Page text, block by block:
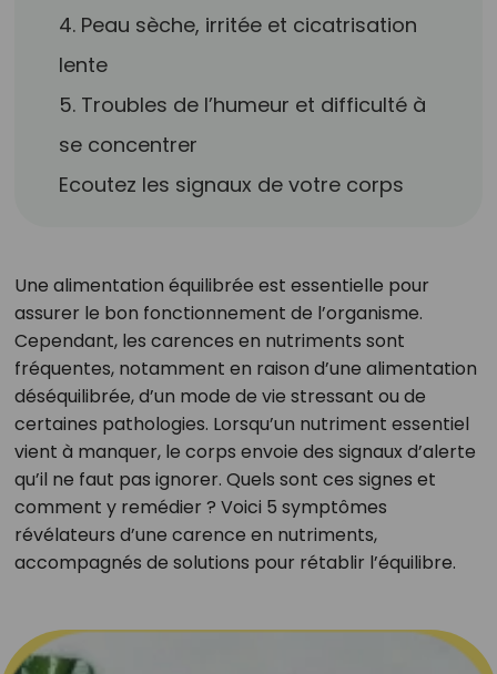
4. Peau sèche, irritée et cicatrisation
lente
5. Troubles de l’humeur et difficulté à
se concentrer
Ecoutez les signaux de votre corps
Une alimentation équilibrée est essentielle pour
assurer le bon fonctionnement de l’organisme.
Cependant, les carences en nutriments sont
fréquentes, notamment en raison d’une alimentation
déséquilibrée, d’un mode de vie stressant ou de
certaines pathologies. Lorsqu’un nutriment essentiel
vient à manquer, le corps envoie des signaux d’alerte
qu’il ne faut pas ignorer. Quels sont ces signes et
comment y remédier ? Voici 5 symptômes
révélateurs d’une carence en nutriments,
accompagnés de solutions pour rétablir l’équilibre.